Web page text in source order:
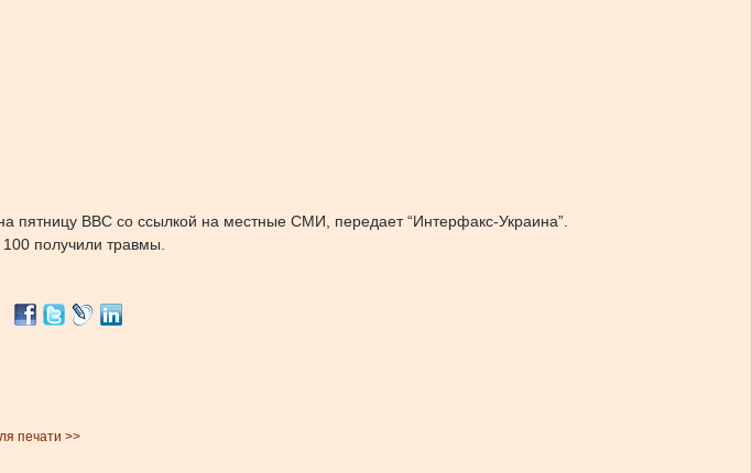
пятницу BBC со ссылкой на местные СМИ, передает “Интерфакс-Украина”.
получили травмы.
печати >>